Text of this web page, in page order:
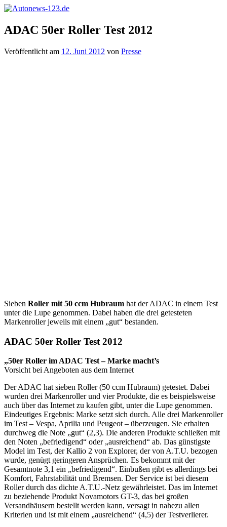
Zum
springen
Autonews-
123.de
Autonews
mit
ADAC 50er Roller Test 2012
Veröffentlicht am 12. Juni 2012 von Presse
Sieben Roller mit 50 ccm Hubraum hat der ADAC in einem Test
unter die Lupe genommen. Dabei haben die drei getesteten
Markenroller jeweils mit einem „gut“ bestanden.
ADAC 50er Roller Test 2012
„50er Roller im ADAC Test – Marke macht’s
Vorsicht bei Angeboten aus dem Internet
Der ADAC hat sieben Roller (50 ccm Hubraum) getestet. Dabei
wurden drei Markenroller und vier Produkte, die es beispielsweise
auch über das Internet zu kaufen gibt, unter die Lupe genommen.
Eindeutiges Ergebnis: Marke setzt sich durch. Alle drei Markenroller
im Test – Vespa, Aprilia und Peugeot – überzeugen. Sie erhalten
durchweg die Note „gut“ (2,3). Die anderen Produkte schließen mit
den Noten „befriedigend“ oder „ausreichend“ ab. Das günstigste
Model im Test, der Kallio 2 von Explorer, der von A.T.U. bezogen
wurde, genügt geringeren Ansprüchen. Es bekommt mit der
Gesamtnote 3,1 ein „befriedigend“. Einbußen gibt es allerdings bei
Komfort, Fahrstabilität und Bremsen. Der Service ist bei diesem
Roller durch das dichte A.T.U.-Netz gewährleistet. Das im Internet
zu beziehende Produkt Novamotors GT-3, das bei großen
Versandhäusern bestellt werden kann, versagt in nahezu allen
Kriterien und ist mit einem „ausreichend“ (4,5) der Testverlierer.